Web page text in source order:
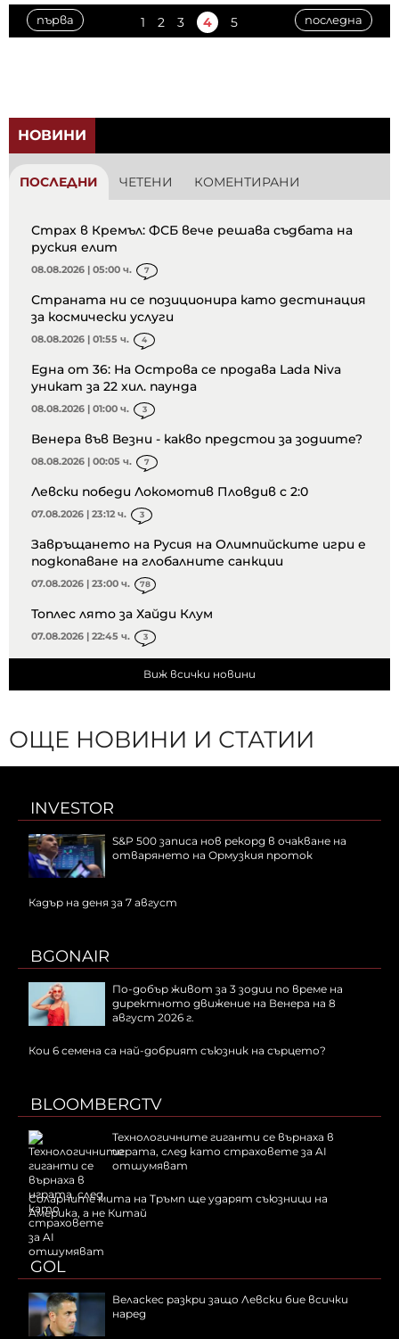
първа 1 2 3 4 5 последна
НОВИНИ
ПОСЛЕДНИ ЧЕТЕНИ КОМЕНТИРАНИ
Страх в Кремъл: ФСБ вече решава съдбата на
руския елит
08.08.2026 | 05:00 ч. 7
Страната ни се позиционира като дестинация
за космически услуги
08.08.2026 | 01:55 ч. 4
Една от 36: На Острова се продава Lada Niva
уникат за 22 хил. паунда
08.08.2026 | 01:00 ч. 3
Венера във Везни - какво предстои за зодиите?
08.08.2026 | 00:05 ч. 7
Левски победи Локомотив Пловдив с 2:0
07.08.2026 | 23:12 ч. 3
Завръщането на Русия на Олимпийските игри е
подкопаване на глобалните санкции
07.08.2026 | 23:00 ч. 78
Топлес лято за Хайди Клум
07.08.2026 | 22:45 ч. 3
Виж всички новини
ОЩЕ НОВИНИ И СТАТИИ
INVESTOR
S&P 500 записа нов рекорд в очакване на
отварянето на Ормузкия проток
Кадър на деня за 7 август
BGONAIR
По-добър живот за 3 зодии по време на
директното движение на Венера на 8
август 2026 г.
Кои 6 семена са най-добрият съюзник на сърцето?
BLOOMBERGTV
Технологичните гиганти се върнаха в
играта, след като страховете за AI
отшумяват
Соларните мита на Тръмп ще ударят съюзници на
Америка, а не Китай
GOL
Веласкес разкри защо Левски бие всички
наред